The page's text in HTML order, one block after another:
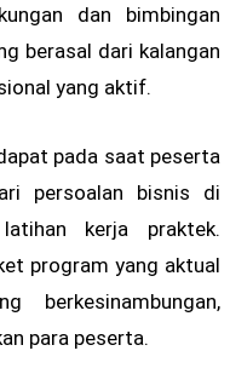
dan bimbingan
berasal dari kalangan
yang aktif.
pada saat peserta
persoalan bisnis di
kerja praktek.
program yang aktual
berkesinambungan,
para peserta.